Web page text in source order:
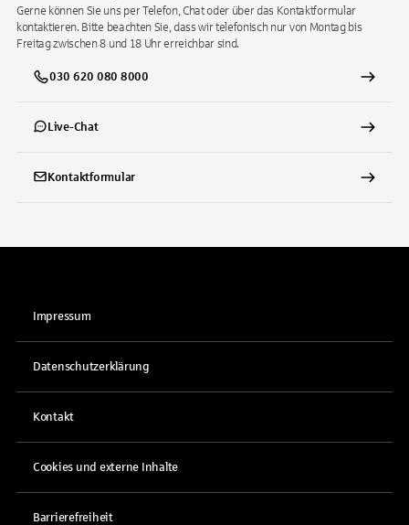
Gerne können Sie uns per Telefon, Chat oder über das Kontaktformular
kontaktieren. Bitte beachten Sie, dass wir telefonisch nur von Montag bis
Freitag zwischen 8 und 18 Uhr erreichbar sind.
030 620 080 8000
Live-Chat
Kontaktformular
Impressum
Datenschutzerklärung
Kontakt
Cookies und externe Inhalte
Barrierefreiheit